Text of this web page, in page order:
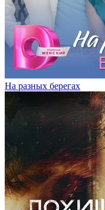
На разных берегах